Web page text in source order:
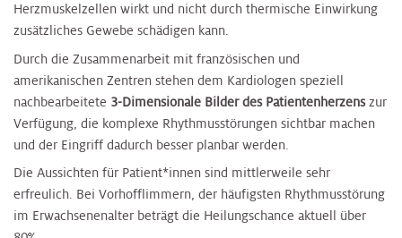
Herzmuskelzellen wirkt und nicht durch thermische Einwirkung
zusätzliches Gewebe schädigen kann.
Durch die Zusammenarbeit mit französischen und
amerikanischen Zentren stehen dem Kardiologen speziell
nachbearbeitete 3-Dimensionale Bilder des Patientenherzenszur
Verfügung, die komplexe Rhythmusstörungen sichtbar machen
und der Eingriff dadurch besser planbar werden.
Die Aussichten für Patient*innen sind mittlerweile sehr
erfreulich. Bei Vorhofflimmern, der häufigsten Rhythmusstörung
im Erwachsenenalter beträgt die Heilungschance aktuell über